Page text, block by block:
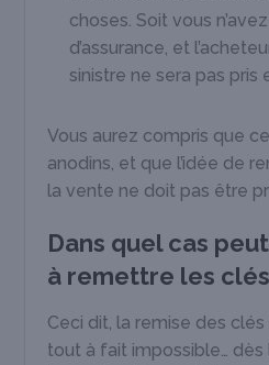
choses. Soit vous
d’assurance, et
sinistre ne sera pas pris
Vous aurez compris que
anodins, et que l’idée de
la vente ne doit pas être
Dans quel cas
à remettre les clés
Ceci dit, la remise des clés
tout à fait impossible…